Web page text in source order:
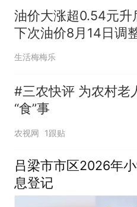
油价大涨超0.54元升
下次油价8月14日调
或下跌11
生活梅梅乐
#三农快评 为农村老
“食”事
农视网 1跟贴
吕梁市市区2026年
息登记